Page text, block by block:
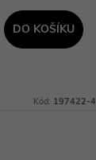
DO KOŠÍKU
Kód: 197422-4